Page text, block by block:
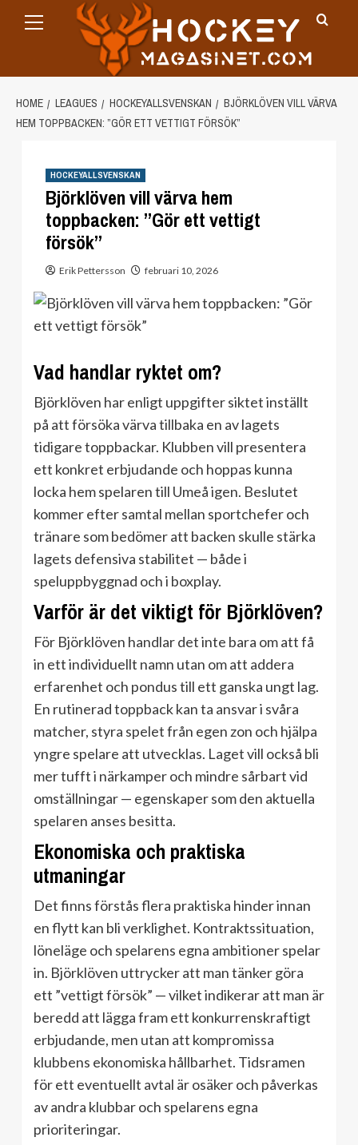
Menu
HOME LEAGUES HOCKEYALLSVENSKAN
BJÖRKLÖVEN VILL VÄRVA
HEM TOPPBACKEN: ”GÖR ETT VETTIGT FÖRSÖK”
HOCKEYALLSVENSKAN
Björklöven vill värva hem
toppbacken: ”Gör ett vettigt
försök”
Erik Pettersson februari 10, 2026
Vad handlar ryktet om?
Björklöven har enligt uppgifter siktet inställt
på att försöka värva tillbaka en av lagets
tidigare toppbackar. Klubben vill presentera
ett konkret erbjudande och hoppas kunna
locka hem spelaren till Umeå igen. Beslutet
kommer efter samtal mellan sportchefer och
tränare som bedömer att backen skulle stärka
lagets defensiva stabilitet — både i
speluppbyggnad och i boxplay.
Varför är det viktigt för Björklöven?
För Björklöven handlar det inte bara om att få
in ett individuellt namn utan om att addera
erfarenhet och pondus till ett ganska ungt lag.
En rutinerad toppback kan ta ansvar i svåra
matcher, styra spelet från egen zon och hjälpa
yngre spelare att utvecklas. Laget vill också bli
mer tufft i närkamper och mindre sårbart vid
omställningar — egenskaper som den aktuella
spelaren anses besitta.
Ekonomiska och praktiska
utmaningar
Det finns förstås flera praktiska hinder innan
en flytt kan bli verklighet. Kontraktssituation,
löneläge och spelarens egna ambitioner spelar
in. Björklöven uttrycker att man tänker göra
ett ”vettigt försök” — vilket indikerar att man är
beredd att lägga fram ett konkurrenskraftigt
erbjudande, men utan att kompromissa
klubbens ekonomiska hållbarhet. Tidsramen
för ett eventuellt avtal är osäker och påverkas
av andra klubbar och spelarens egna
prioriteringar.